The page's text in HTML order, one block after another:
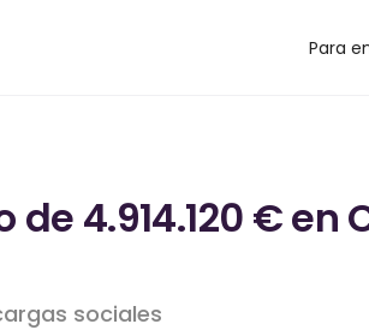
Para
4.914.120 €
sociales